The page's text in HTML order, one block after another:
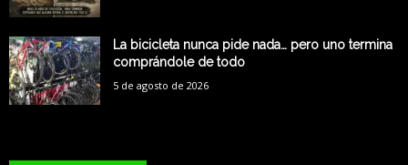
La bicicleta nunca pide nada… pero uno termina
comprándole de todo
5 de agosto de 2026